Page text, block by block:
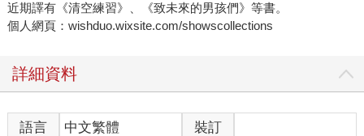
近期譯有《清空練習》、《致未來的男孩們》等書。
個人網頁：wishduo.wixsite.com/showscollections
詳細資料
語言 中文繁體
裝訂